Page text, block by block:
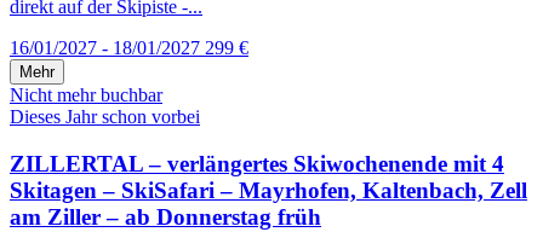
direkt auf der Skipiste -...
16/01/2027 - 18/01/2027 299 €
Mehr
Nicht mehr buchbar
Dieses Jahr schon vorbei
ZILLERTAL – verlängertes Skiwochenende mit 4
Skitagen – SkiSafari – Mayrhofen, Kaltenbach, Zell
am Ziller – ab Donnerstag früh